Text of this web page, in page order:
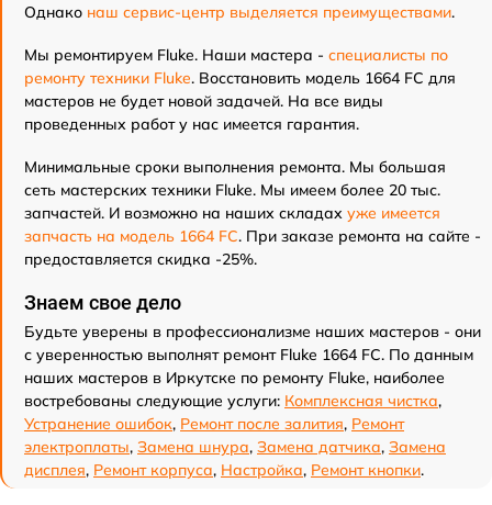
Однако наш сервис-центр выделяется преимуществами.
Мы ремонтируем Fluke. Наши мастера - специалисты по
ремонту техники Fluke. Восстановить модель 1664 FC для
мастеров не будет новой задачей. На все виды
проведенных работ у нас имеется гарантия.
Минимальные сроки выполнения ремонта. Мы большая
сеть мастерских техники Fluke. Мы имеем более 20 тыс.
запчастей. И возможно на наших складах уже имеется
запчасть на модель 1664 FC. При заказе ремонта на сайте -
предоставляется скидка -25%.
Знаем свое дело
Будьте уверены в профессионализме наших мастеров - они
с уверенностью выполнят ремонт Fluke 1664 FC. По данным
наших мастеров в Иркутске по ремонту Fluke, наиболее
востребованы следующие услуги: Комплексная чистка,
Устранение ошибок, Ремонт после залития, Ремонт
электроплаты, Замена шнура, Замена датчика, Замена
дисплея, Ремонт корпуса, Настройка, Ремонт кнопки.